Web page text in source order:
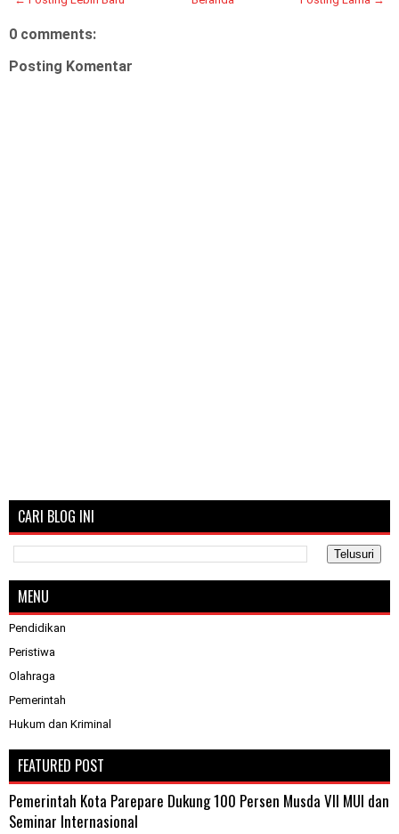
0 comments:
Posting Komentar
CARI BLOG INI
MENU
Pendidikan
Peristiwa
Olahraga
Pemerintah
Hukum dan Kriminal
FEATURED POST
Pemerintah Kota Parepare Dukung 100 Persen Musda VII MUI dan
Seminar Internasional